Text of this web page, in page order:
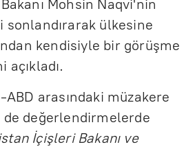
Mohsin Naqvi'nin
sonlandırarak ülkesine
kendisiyle bir görüşme
arasındaki müzakere
değerlendirmelerde
İçişleri Bakanı ve